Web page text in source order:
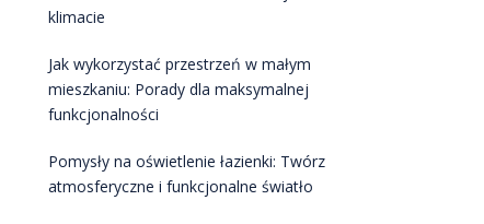
klimacie
Jak wykorzystać przestrzeń w małym
mieszkaniu: Porady dla maksymalnej
funkcjonalności
Pomysły na oświetlenie łazienki: Twórz
atmosferyczne i funkcjonalne światło